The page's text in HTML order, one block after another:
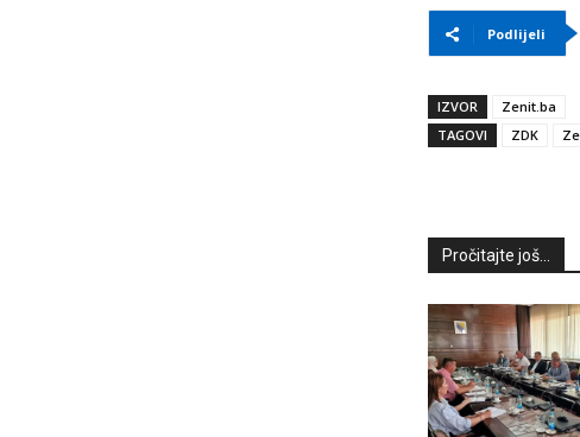
Podlijeli
IZVOR
Zenit.ba
TAGOVI
ZDK
Pročitajte još...